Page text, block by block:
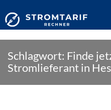
content
Schlagwort: Finde
Stromlieferant in